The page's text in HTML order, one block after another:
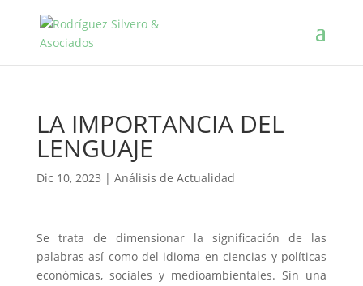
LA IMPORTANCIA DEL
LENGUAJE
Dic 10, 2023 | Análisis de Actualidad
Se trata de dimensionar la significación de las
palabras así como del idioma en ciencias y políticas
económicas, sociales y medioambientales. Sin una